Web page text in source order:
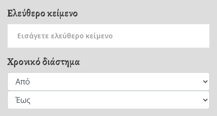
Ελεύθερο κείμενο
Χρονικό διάστημα